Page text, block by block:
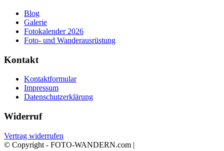
Blog
Galerie
Fotokalender 2026
Foto- und Wanderausrüstung
Kontakt
Kontaktformular
Impressum
Datenschutzerklärung
Widerruf
Vertrag widerrufen
© Copyright - FOTO-WANDERN.com |